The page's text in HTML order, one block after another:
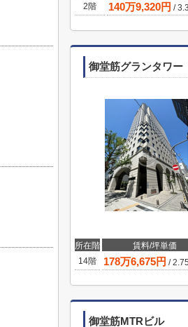
2階
140万9,320円 /3.3
御堂筋グランタワー
所在階 賃料/坪単価
14階
178万6,675円 /2.75
御堂筋MTRビル